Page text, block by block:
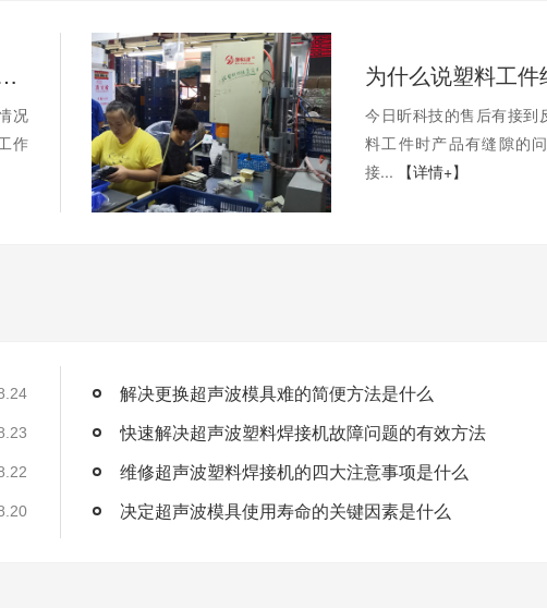
起的超声波焊接噪音大吗
况
作
今日昕科技的售后有接到
料工件时产品有缝隙的
接...
【详情+】
解决更换超声波模具难的简便方法是什么
快速解决超声波塑料焊接机故障问题的有效方法
维修超声波塑料焊接机的四大注意事项是什么
决定超声波模具使用寿命的关键因素是什么